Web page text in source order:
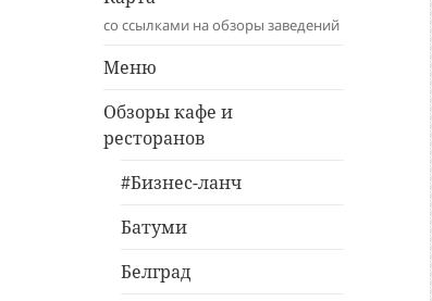
со ссылками на обзоры заведений
Меню
Обзоры кафе и
ресторанов
#Бизнес-ланч
Батуми
Белград